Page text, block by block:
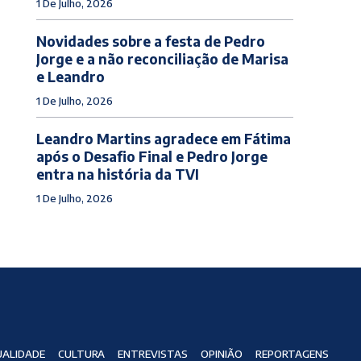
1 De Julho, 2026
Novidades sobre a festa de Pedro
Jorge e a não reconciliação de Marisa
e Leandro
1 De Julho, 2026
Leandro Martins agradece em Fátima
após o Desafio Final e Pedro Jorge
entra na história da TVI
1 De Julho, 2026
CULTURA ENTREVISTAS OPINIÃO REPORTAGENS